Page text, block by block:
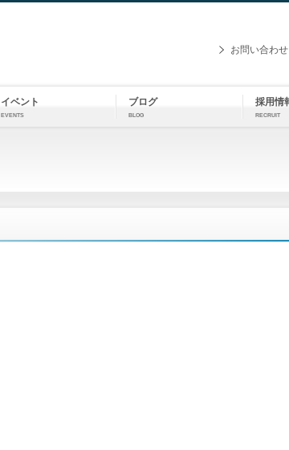
お問い合わせ
イベント
EVENTS
ブログ
BLOG
採用情
RECRUIT